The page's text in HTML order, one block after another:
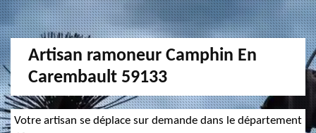
Artisan ramoneur Camphin En
Carembault 59133
Votre artisan se déplace sur demande dans le département